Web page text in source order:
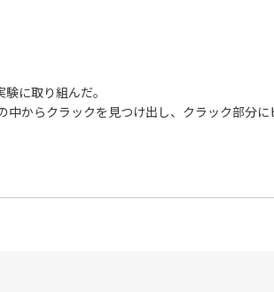
に取り組んだ。
からクラックを見つけ出し、クラック部分